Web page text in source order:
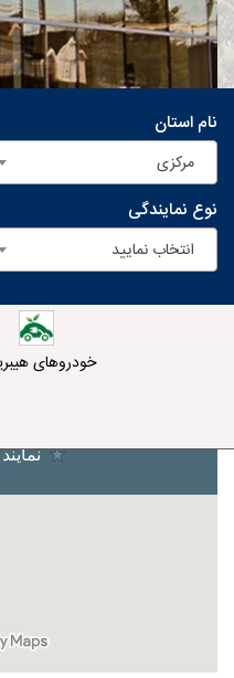
نام استان
مرکزی
نوع نمایندگی
انتخاب نمایید
خودروهای